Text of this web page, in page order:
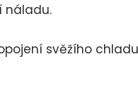
náladu.
svěžího